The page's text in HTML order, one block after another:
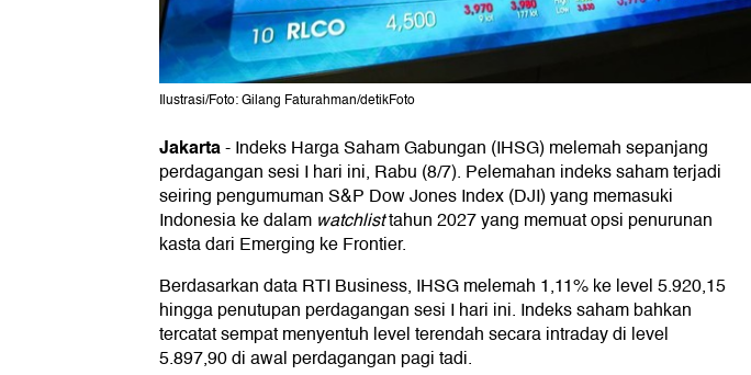
Ilustrasi/Foto: Gilang Faturahman/detikFoto
Jakarta-Indeks Harga Saham Gabungan (IHSG) melemah sepanjang
perdagangan sesi I hari ini, Rabu (8/7). Pelemahan indeks saham terjadi
seiring pengumuman S&P Dow Jones Index (DJI) yang memasuki
Indonesia ke dalam watchlisttahun 2027 yang memuat opsi penurunan
kasta dari Emerging ke Frontier.
Berdasarkan data RTI Business, IHSG melemah 1,11% ke level 5.920,15
hingga penutupan perdagangan sesi I hari ini. Indeks saham bahkan
tercatat sempat menyentuh level terendah secara intraday di level
5.897,90 di awal perdagangan pagi tadi.